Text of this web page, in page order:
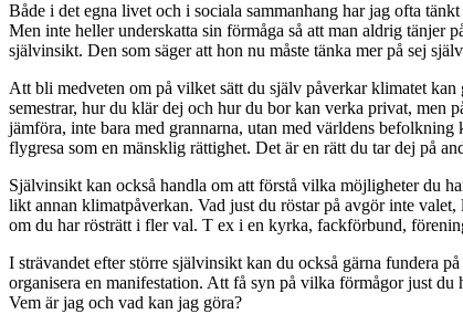
Både i det egna livet och i sociala sammanhang har jag ofta
Men inte heller underskatta sin förmåga så att man aldrig tänjer
självinsikt. Den som säger att hon nu måste tänka mer på sej
Att bli medveten om på vilket sätt du själv påverkar klimatet
semestrar, hur du klär dej och hur du bor kan verka privat, men
jämföra, inte bara med grannarna, utan med världens befolkning
flygresa som en mänsklig rättighet. Det är en rätt du tar dej på
Självinsikt kan också handla om att förstå vilka möjligheter du
likt annan klimatpåverkan. Vad just du röstar på avgör inte
om du har rösträtt i fler val. T ex i en kyrka, fackförbund,
I strävandet efter större självinsikt kan du också gärna fundera
organisera en manifestation. Att få syn på vilka förmågor just
Vem är jag och vad kan jag göra?